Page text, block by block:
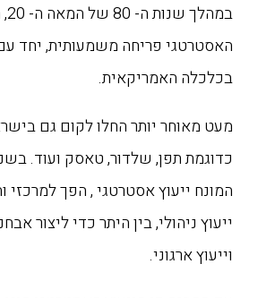
האסטרטגי פריחה משמעותית, יחד
בכלכלה האמריקאית.
מעט מאוחר יותר החלו לקום גם
כדוגמת תפן, שלדור, טאסק ועוד.
המונח ייעוץ אסטרטגי , הפך
ייעוץ ניהולי, בין היתר כדי ליצור
וייעוץ ארגוני.